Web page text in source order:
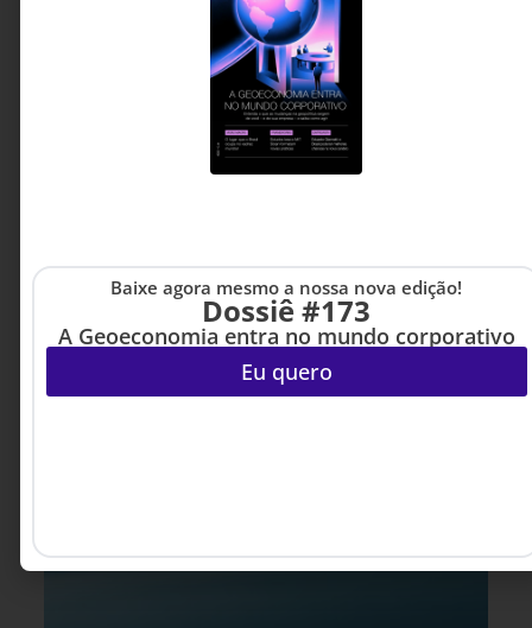
escritório Flávio Pinheiro
4 MINUTOS MIN DE LEITURA
Baixe agora mesmo a nossa nova edição!
Dossiê #173
A Geoeconomia entra no mundo corporativo
Eu quero